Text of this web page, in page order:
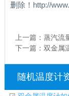
删除！http://
上一篇： 蒸汽流
下一篇： 双金属
随机温度计